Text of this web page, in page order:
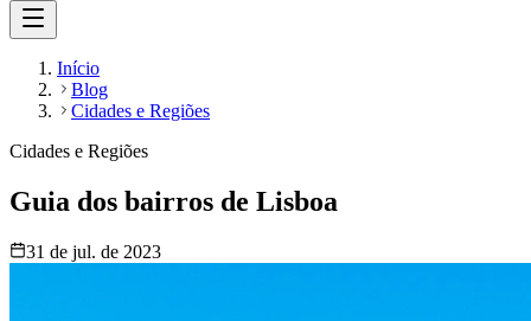
Início
Blog
Cidades e Regiões
Cidades e Regiões
Guia dos bairros de Lisboa
31 de jul. de 2023